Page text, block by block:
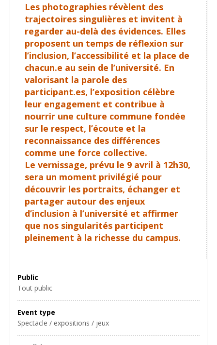
Les photographies révèlent des
trajectoires singulières et invitent à
regarder au-delà des évidences. Elles
proposent un temps de réflexion sur
l’inclusion, l’accessibilité et la place de
chacun.e au sein de l’université. En
valorisant la parole des
participant.es, l’exposition célèbre
leur engagement et contribue à
nourrir une culture commune fondée
sur le respect, l’écoute et la
reconnaissance des différences
comme une force collective.
Le vernissage, prévu le 9 avril à 12h30,
sera un moment privilégié pour
découvrir les portraits, échanger et
partager autour des enjeux
d’inclusion à l’université et affirmer
que nos singularités participent
pleinement à la richesse du campus.
Public
Tout public
Event type
Spectacle / expositions / jeux